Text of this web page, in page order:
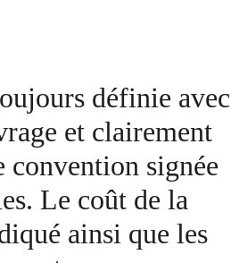
définie avec
et clairement
convention signée
Le coût de la
ainsi que les